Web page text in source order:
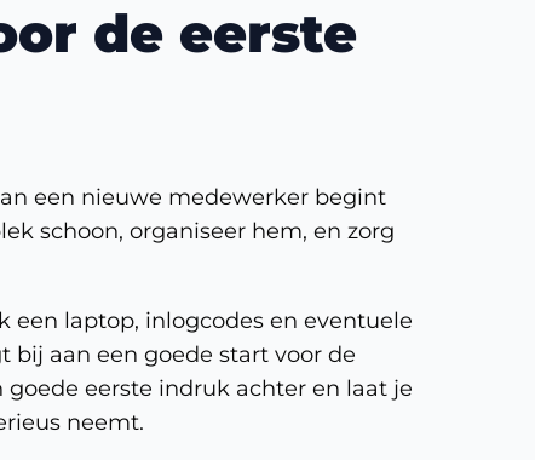
de eerste
een nieuwe medewerker begint
schoon, organiseer hem, en zorg
een laptop, inlogcodes en eventuele
bij aan een goede start voor de
eerste indruk achter en laat je
neemt.